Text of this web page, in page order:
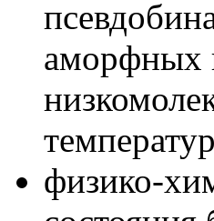
аморфных
физико-